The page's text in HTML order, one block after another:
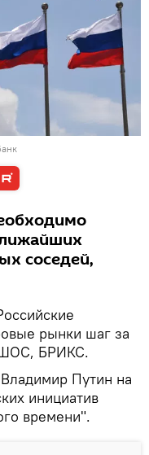
соседей,
рынки шаг за
ШОС, БРИКС.
Путин на
инициатив
времени".